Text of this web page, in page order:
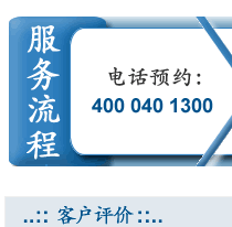
..:: 南京电气行业协会推荐 ::..
南京哈世科技有限公司为我协会会员
支持为感!详情